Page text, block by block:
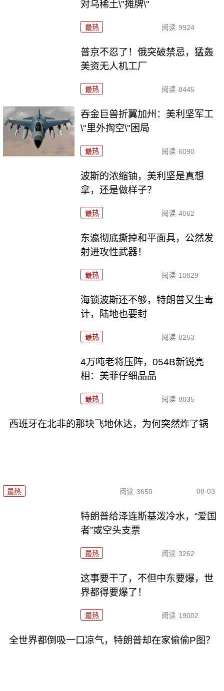
对乌稀土\"摊牌\"
最热 阅读 9924
普京不忍了！俄突破禁忌，猛轰
美资无人机工厂
最热 阅读 8445
吞金巨兽折翼加州：美利坚军工
\"里外掏空\"困局
最热 阅读 6090
波斯的浓缩铀，美利坚是真想
拿，还是做样子？
最热 阅读 4062
东瀛彻底撕掉和平面具，公然发
射进攻性武器！
最热 阅读 10829
海锁波斯还不够，特朗普又生毒
计，陆地也要封
最热 阅读 8253
4万吨老将压阵，054B新锐亮
相：美菲仔细品品
最热 阅读 8035
西班牙在北非的那块飞地休达，为何突然炸了锅
最热 阅读 3650 08-03
特朗普给泽连斯基泼冷水，“爱国
者”或空头支票
最热 阅读 3262
这事要干了，不但中东要爆，世
界都得要爆了！
最热 阅读 19002
全世界都倒吸一口凉气，特朗普却在家偷偷P图？